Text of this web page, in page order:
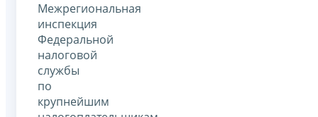
Межрегиональная
инспекция
Федеральной
налоговой
службы
по
крупнейшим